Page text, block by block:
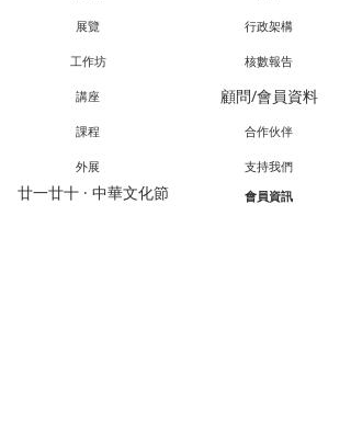
展覽
工作坊
講座
課程
外展
廿一廿十 · 中華文化節
行政架構
核數報告
顧問/會員資料
合作伙伴
支持我們
會員資訊